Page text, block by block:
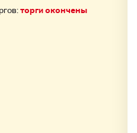
торги окончены